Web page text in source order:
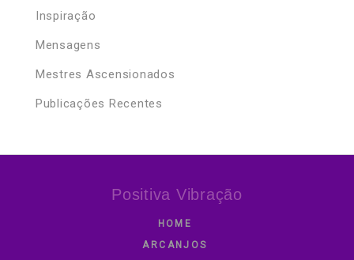
Inspiração
Mensagens
Mestres Ascensionados
Publicações Recentes
Positiva Vibração
HOME
ARCANJOS